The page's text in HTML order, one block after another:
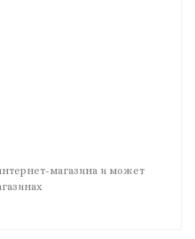
магазина и может